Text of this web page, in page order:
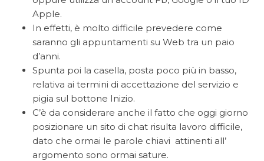
Apple.
In effetti, è molto difficile prevedere come
saranno gli appuntamenti su Web tra un paio
d’anni.
Spunta poi la casella, posta poco più in basso,
relativa ai termini di accettazione del servizio e
pigia sul bottone Inizio.
C’è da considerare anche il fatto che oggi giorno
posizionare un sito di chat risulta lavoro difficile,
dato che ormai le parole chiavi attinenti all’
argomento sono ormai sature.